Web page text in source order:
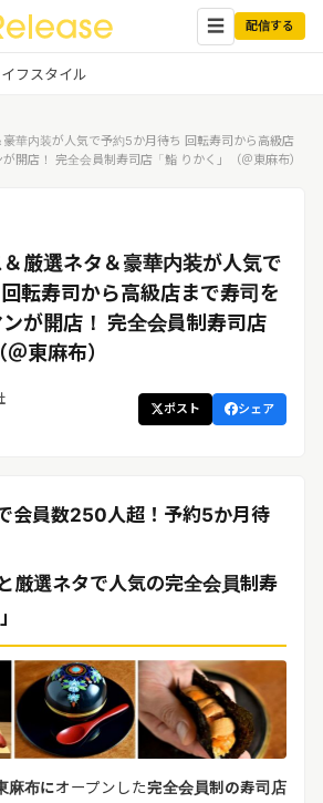
☰ 配信する
フスタイル
信する
✕
グイン
ユーザー
グインする
メディア登
華内装が人気で予約5か月待ち 回転寿司から高級店
開店！ 完全会員制寿司店「鮨 りかく」（＠東麻布）
厳選ネタ＆豪華内装が人気で
転寿司から高級店まで寿司を
が開店！ 完全会員制寿司店
＠東麻布）
ポスト シェア
会員数250人超！予約5か月待
厳選ネタで人気の完全会員制寿
麻布にオープンした完全会員制の寿司店